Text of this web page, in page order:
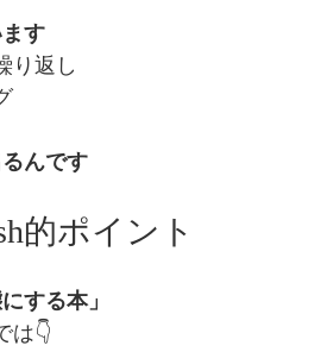
す
り返し
んです
的ポイント
する本」
は👇